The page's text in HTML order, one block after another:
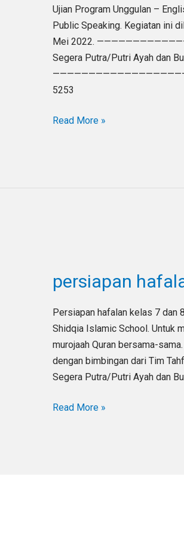
Ujian Program Unggulan –
Public Speaking. Kegiatan ini
Mei 2022.
Segera Putra/Putri Ayah dan
5253
Read More »
persiapan
Persiapan hafalan kelas 7 dan
Shidqia Islamic School. Untuk
murojaah Quran bersama-
dengan bimbingan dari Tim
Segera Putra/Putri Ayah dan
kelas
dan
8
–
180522
Read More »